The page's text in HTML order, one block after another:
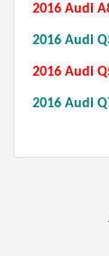
2016 Audi
2016 Audi
2016 Audi
2016 Audi